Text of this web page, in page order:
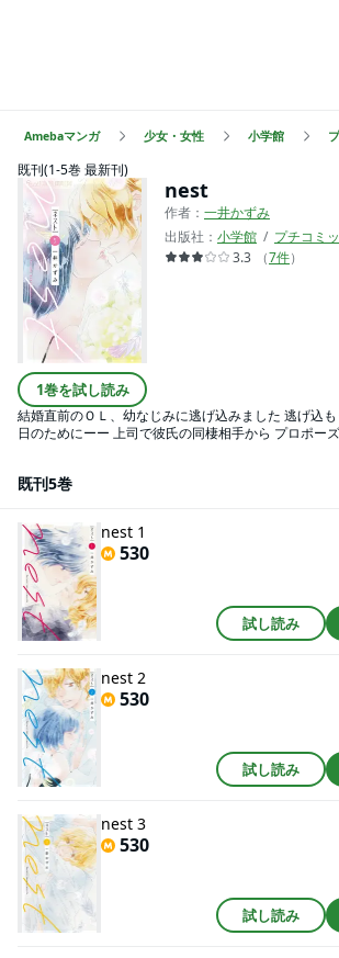
Amebaマンガ 少女・女性 小学館
既刊(1-5巻 最新刊)
1巻を試し読み
nest
作者： 一井かずみ
出版社： 小学館
プチコミ
3.3
（7件）
結婚直前のＯＬ、幼なじみに逃げ込みました 逃げ込もう あたたかい巣へ 明
日のためにーー 上司で彼氏の同棲相手から プロポーズされた七海。 しかし
思議で優しい空気を持つ彼と ひとときの間、一緒に
既刊5巻
nest 1
530
試し読み
nest 2
530
試し読み
nest 3
530
試し読み